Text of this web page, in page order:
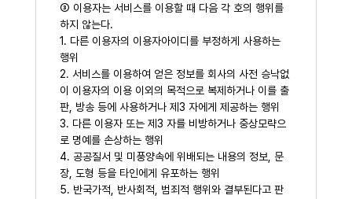
③ 이용자는 서비스를 이용할 때 다음 각 호의 행위를
하지 않는다.
1. 다른 이용자의 이용자아이디를 부정하게 사용하는
행위
2. 서비스를 이용하여 얻은 정보를 회사의 사전 승낙없
이 이용자의 이용 이외의 목적으로 복제하거나 이를 출
판, 방송 등에 사용하거나 제3 자에게 제공하는 행위
3. 다른 이용자 또는 제3 자를 비방하거나 중상모략으
로 명예를 손상하는 행위
4. 공공질서 및 미풍양속에 위배되는 내용의 정보, 문
장, 도형 등을 타인에게 유포하는 행위
5. 반국가적, 반사회적, 범죄적 행위와 결부된다고 판